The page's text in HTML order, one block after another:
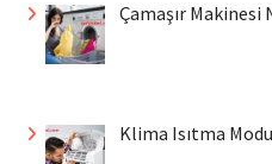
Çamaşır Makinesi
Klima Isıtma